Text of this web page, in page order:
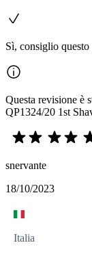
Sì, consiglio
Questa revisione è
QP1324/20 1st
snervante
18/10/2023
Italia